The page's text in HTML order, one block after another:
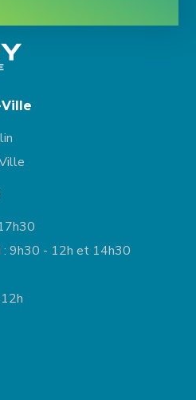
: 9h30 - 12h et 14h30